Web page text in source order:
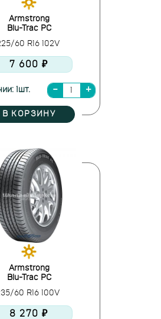
Armstrong
Blu-Trac PC
60 R16 102V
7 600 ₽
1шт.
В КОРЗИНУ
Armstrong
Blu-Trac PC
60 R16 100V
8 270 ₽